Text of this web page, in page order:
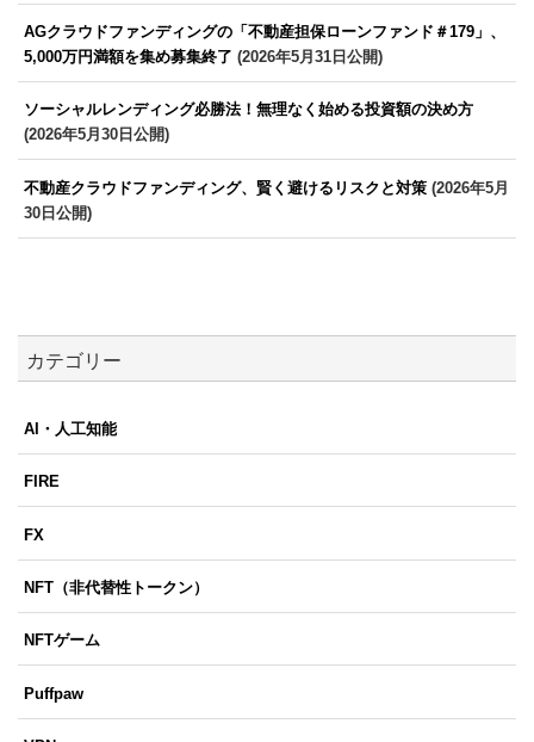
AGクラウドファンディングの「不動産担保ローンファンド＃179」、
5,000万円満額を集め募集終了 (2026年5月31日公開)
ソーシャルレンディング必勝法！無理なく始める投資額の決め方
(2026年5月30日公開)
不動産クラウドファンディング、賢く避けるリスクと対策 (2026年5月
30日公開)
カテゴリー
AI・人工知能
FIRE
FX
NFT（非代替性トークン）
NFTゲーム
Puffpaw